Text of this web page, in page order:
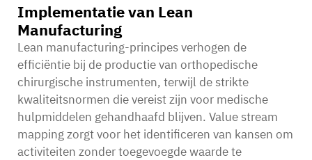
Implementatie van Lean
Manufacturing
Lean manufacturing-principes verhogen de
efficiëntie bij de productie van orthopedische
chirurgische instrumenten, terwijl de strikte
kwaliteitsnormen die vereist zijn voor medische
hulpmiddelen gehandhaafd blijven. Value stream
mapping zorgt voor het identificeren van kansen om
activiteiten zonder toegevoegde waarde te